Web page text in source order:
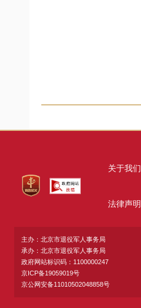
关于我们
法律声明
主办：北京市退役军人事务局
承办：北京市退役军人事务局
政府网站标识码：1100000247
京ICP备19059019号
京公网安备11010502048858号